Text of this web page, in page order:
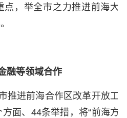
点，举全市之力推进前海大
融等领域合作
推进前海合作区改革开放工
面、44条举措，将“前海方